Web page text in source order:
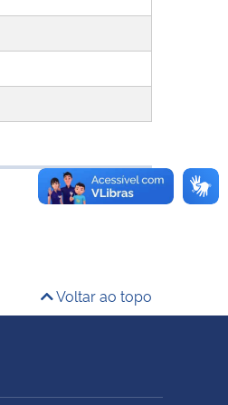
Voltar ao topo